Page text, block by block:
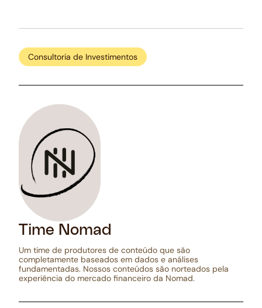
Consultoria de Investimentos
Time Nomad
Um time de produtores de conteúdo que são
completamente baseados em dados e análises
fundamentadas. Nossos conteúdos são norteados pela
experiência do mercado financeiro da Nomad.